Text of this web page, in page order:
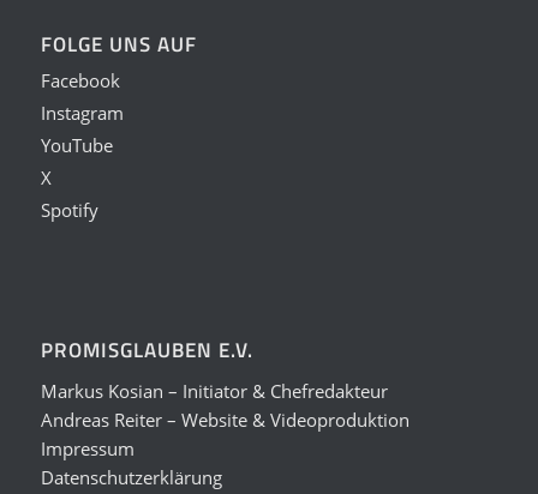
FOLGE UNS AUF
Facebook
Instagram
YouTube
X
Spotify
PROMISGLAUBEN E.V.
Markus Kosian – Initiator & Chefredakteur
Andreas Reiter – Website & Videoproduktion
Impressum
Datenschutzerklärung